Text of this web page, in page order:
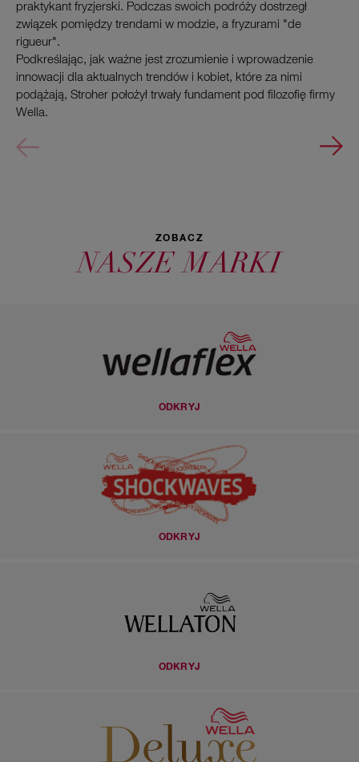
praktykant fryzjerski. Podczas swoich podróży dostrzegł
związek pomiędzy trendami w modzie, a fryzurami "de
rigueur".
Podkreślając, jak ważne jest zrozumienie i wprowadzenie
innowacji dla aktualnych trendów i kobiet, które za nimi
podążają, Stroher położył trwały fundament pod filozofię firmy
Wella.
ZOBACZ
NASZE MARKI
ODKRYJ
ODKRYJ
ODKRYJ